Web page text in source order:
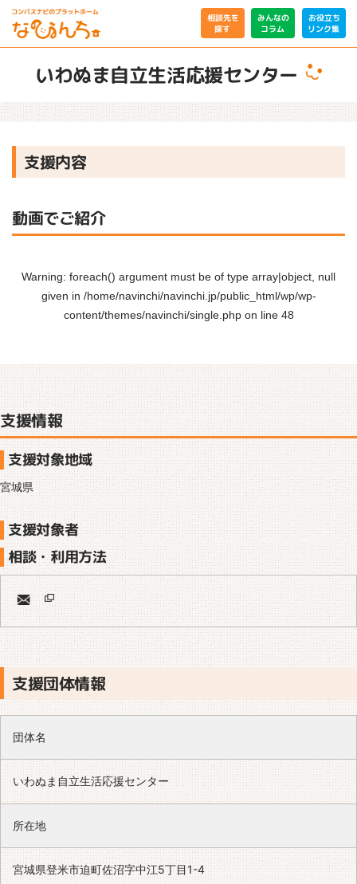
相談先を
探す
みんなの
コラム
お役立ち
リンク集
いわぬま自立生活応援センター
支援内容
動画でご紹介
Warning: foreach() argument must be of type array|object, null
given in /home/navinchi/navinchi.jp/public_html/wp/wp-
content/themes/navinchi/single.phpon line 48
支援情報
支援対象地域
宮城県
支援対象者
相談・利用方法
支援団体情報
団体名
いわぬま自立生活応援センター
所在地
宮城県登米市迫町佐沼字中江5丁目1-4